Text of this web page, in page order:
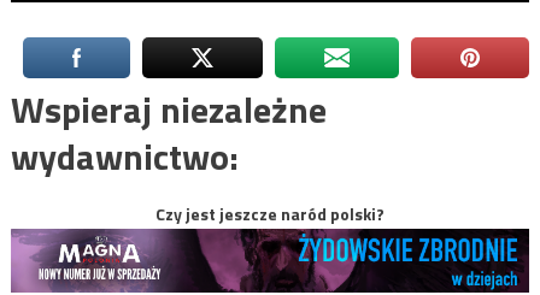
Wspieraj niezależne
wydawnictwo:
Czy jest jeszcze naród polski?